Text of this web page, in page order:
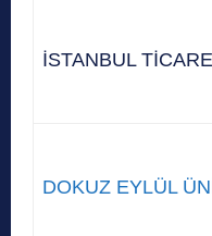
İSTANBUL
DOKUZ EYLÜL